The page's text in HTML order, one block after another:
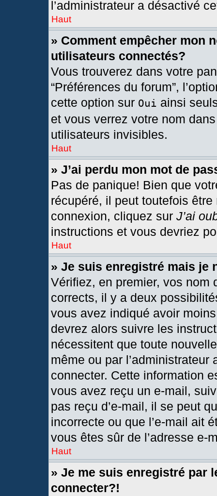
l’administrateur a désactivé
Haut
» Comment empêcher mon
utilisateurs connectés?
Vous trouverez dans votre
“Préférences du forum”,
cette option sur Oui ainsi
et vous verrez votre nom
utilisateurs invisibles.
Haut
» J’ai perdu mon mot de
Pas de panique! Bien que
récupéré, il peut toutefois
connexion, cliquez sur J’ai
instructions et vous devriez
Haut
» Je suis enregistré mais je
Vérifiez, en premier, vos nom
corrects, il y a deux
vous avez indiqué avoir
devrez alors suivre les
nécessitent que toute
même ou par
connecter. Cette information
vous avez reçu un e-mail,
pas reçu d’e-mail, il se peut
incorrecte ou que l’e-mail ait
vous êtes sûr de l’adresse e-
Haut
» Je me suis enregistré par
connecter?!